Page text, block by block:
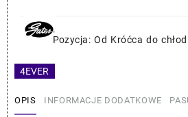
4EVER
Chłodnicy
Wody
Gates
11533401058
Pozycja: Od Króćca do
OPIS INFORMACJE DODATKOWE